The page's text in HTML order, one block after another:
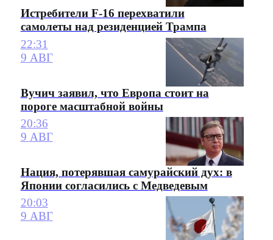
Истребители F-16 перехватили
самолеты над резиденцией Трампа
22:31
9 АВГ
Вучич заявил, что Европа стоит на
пороге масштабной войны
20:36
9 АВГ
Нация, потерявшая самурайский дух: в
Японии согласились с Медведевым
20:03
9 АВГ